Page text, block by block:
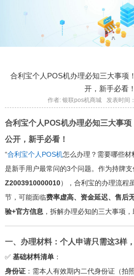
合利宝个人POS机办理必知三大事项
开，新手必看！
作者: 银联pos机商城 发表时间
合利宝个人POS机办理必知三大事
公开，新手必看！
“合利宝个人POS机怎么办理？需要哪些
是新手用户最常问的3个问题。作为持牌支
Z2003910000010），合利宝的办理流程
节，可能面临费率虚高、资金延迟、售后
验+官方信息 ，拆解办理必知的三大事项，
一、办理材料：个人申请只需这3样
✅ 基础材料清单 ：
身份证 ：需本人有效期内二代身份证（拍